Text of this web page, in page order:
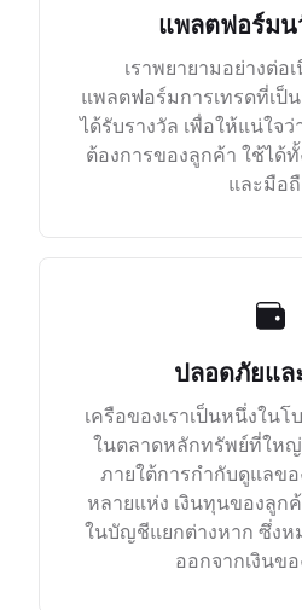
แพลตฟอร์มน
เราพยายามอย่างต่อ
แพลตฟอร์มการเทรดที่เป็
ได้รับรางวัล เพื่อให้แน่ใจ
ต้องการของลูกค้า ใช้ได้
และมือ
ปลอดภัยแล
เครือของเราเป็นหนึ่งในโ
ในตลาดหลักทรัพย์ที่ให
ภายใต้การกำกับดูแลข
หลายแห่ง เงินทุนของลูกค้
ในบัญชีแยกต่างหาก ซึ่งห
ออกจากเงินข